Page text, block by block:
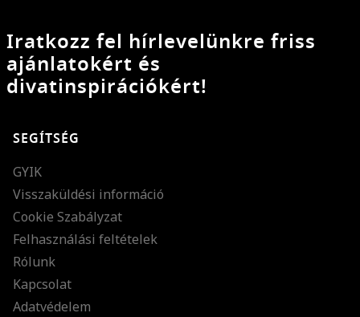
Iratkozz fel hírlevelünkre friss
ajánlatokért és
divatinspirációkért!
SEGÍTSÉG
GYIK
Visszaküldési információ
Cookie Szabályzat
Felhasználási feltételek
Rólunk
Kapcsolat
Adatvédelem